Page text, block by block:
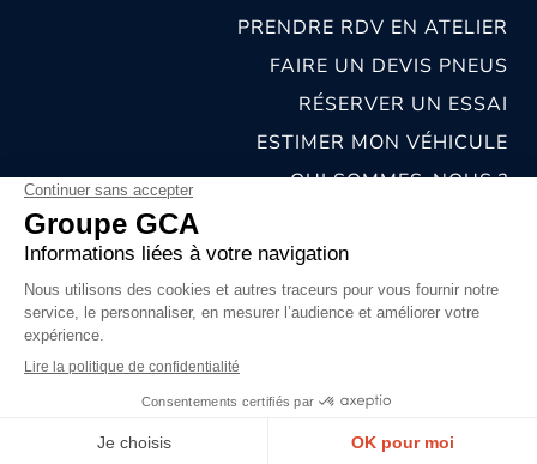
PRENDRE RDV EN ATELIER
FAIRE UN DEVIS PNEUS
RÉSERVER UN ESSAI
ESTIMER MON VÉHICULE
QUI SOMMES-NOUS ?
NOS CONCESSIONS & CARROSSERIES
MENTIONS LÉGALES
CONDITIONS GÉNÉRALES DE VENTE